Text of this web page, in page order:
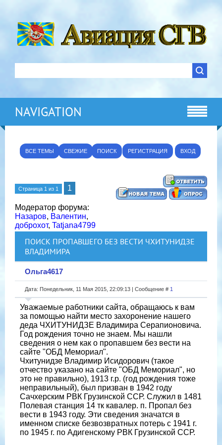
NAVIGATION
ВСЕ ТЕМЫ СВЕЖИЕ ПОИСК РЕГИСТРАЦИЯ ВХОД
Страница 1 из 1 1
Модератор форума:
Назаров, Валентин,
доброхот, Tatjana4799
ПОИСК ПРОПАВШЕГО БЕЗ ВЕСТИ ЧХИТУНИДЗЕ
ВЛАДИМИРА
Ольга4617
Дата: Понедельник, 11 Мая 2015, 22:09:13 | Сообщение # 1
Уважаемые работники сайта, обращаюсь к вам
за помощью найти место захоронение нашего
деда ЧХИТУНИДЗЕ Владимира Серапионовича.
Год рождения точно не знаем. Мы нашли
сведения о нем как о пропавшем без вести на
сайте "ОБД Мемориал".
Чхитунидзе Владимир Исидорович (такое
отчество указано на сайте "ОБД Мемориал", но
это не правильно), 1913 г.р. (год рождения тоже
неправильный), был призван в 1942 году
Сачхерским РВК Грузинской ССР. Служил в 1481
Полевая станция 14 тк кавалер. п. Пропал без
вести в 1943 году. Эти сведения значатся в
именном списке безвозвратных потерь с 1941 г.
по 1945 г. по Адигенскому РВК Грузинской ССР.